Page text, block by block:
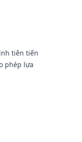
tiên tiến
phép lựa